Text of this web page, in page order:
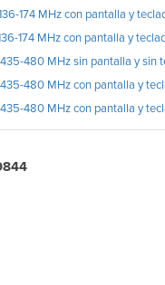
174 MHz con pantalla y
174 MHz con pantalla y
480 MHz sin pantalla y sin
480 MHz con pantalla y
480 MHz con pantalla y